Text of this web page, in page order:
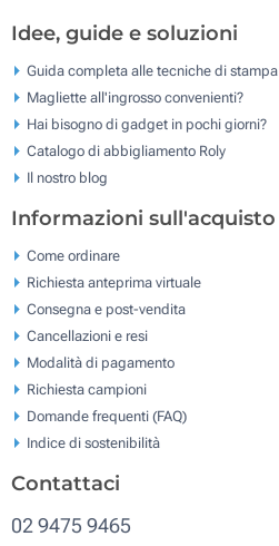
Idee, guide e soluzioni
Guida completa alle tecniche di stampa
Magliette all'ingrosso convenienti?
Hai bisogno di gadget in pochi giorni?
Catalogo di abbigliamento Roly
Il nostro blog
Informazioni sull'acquisto
Come ordinare
Richiesta anteprima virtuale
Consegna e post-vendita
Cancellazioni e resi
Modalità di pagamento
Richiesta campioni
Domande frequenti (FAQ)
Indice di sostenibilità
Contattaci
02 9475 9465